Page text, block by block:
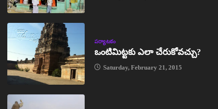
పర్యాటకం
ఒంటిమిట్టకు ఎలా చేరుకోవచ్చు?
Saturday, February 21, 2015